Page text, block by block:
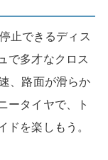
止できるディス
で多才なクロス
、路面が滑らか
ータイヤで、ト
を楽しもう。